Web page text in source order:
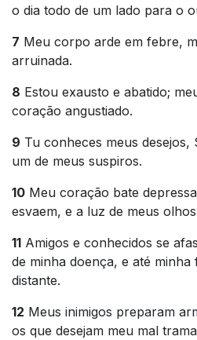
o dia todo de um lado para o
7 Meu corpo arde em febre,
arruinada.
8 Estou exausto e abatido;
coração angustiado.
9 Tu conheces meus
um de meus suspiros.
10 Meu coração bate
esvaem, e a luz de meus
11 Amigos e conhecidos se
de minha doença, e até minha
distante.
12 Meus inimigos preparam
os que desejam meu mal